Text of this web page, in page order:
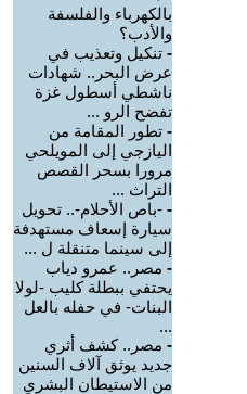
بالكهرباء والفلسفة
والأدب؟
- تنكيل وتعذيب في
عرض البحر.. شهادات
ناشطي أسطول غزة
تفضح الرو ...
- تطور المقامة من
اليازجي إلى المويلحي
مرورا بسحر القصص
التراث ...
- -باص الأحلام-.. تحويل
سيارة إسعاف مستهدفة
إلى سينما متنقلة ل ...
- مصر.. عمرو دياب
يحتفي ببطلة كليب -لولا
البنات- في حفله بالعل
...
- مصر.. كشف أثري
جديد يوثق آلاف السنين
من الاستيطان البشري